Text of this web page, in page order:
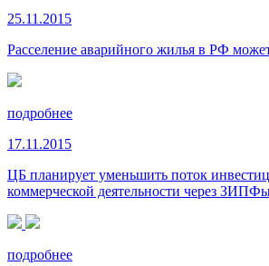
25.11.2015
Расселение аварийного жилья в РФ
подробнее
17.11.2015
ЦБ планирует уменьшить поток
коммерческой деятельности через
подробнее